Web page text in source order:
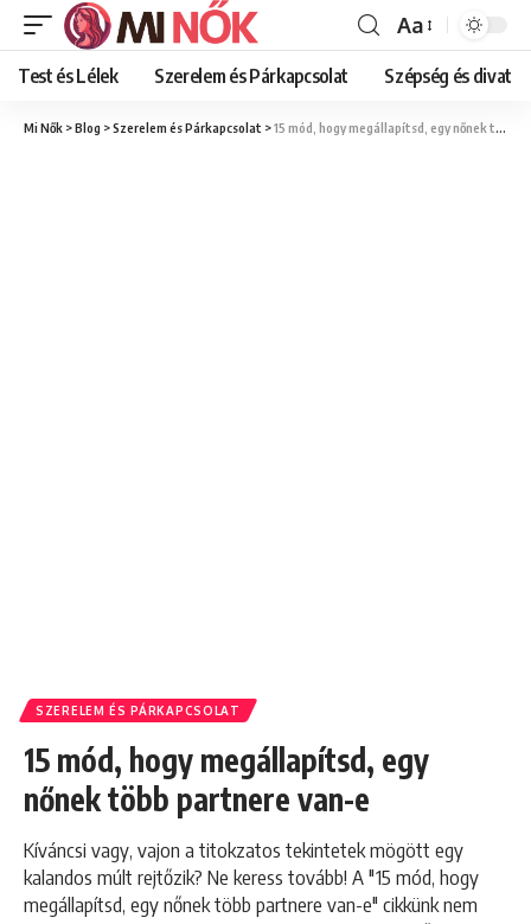
Font
Resizer
Aa
Test és Lélek Szerelem és Párkapcsolat Szépség és divat
Mi Nők >Blog >Szerelem és Párkapcsolat >15 mód, hogy megállapítsd, egy nőnek több partnere van-e
SZERELEM ÉS PÁRKAPCSOLAT
15 mód, hogy megállapítsd, egy
nőnek több partnere van-e
Kíváncsi vagy, vajon a titokzatos tekintetek mögött egy
kalandos múlt rejtőzik? Ne keress tovább! A "15 mód, hogy
megállapítsd, egy nőnek több partnere van-e" cikkünk nem